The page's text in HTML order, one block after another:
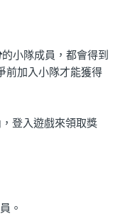
的小隊成員，都會得到
前加入小隊才能獲得
登入遊戲來領取獎
。